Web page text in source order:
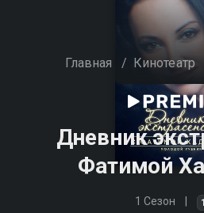
Главная / Кинотеатр
Дневник
Фатимой
1 Сезон